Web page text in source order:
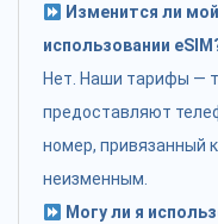
Изменится ли
использовании
Нет. Наши тарифы —
предоставляют
номер, привязанный
неизменным.
Могу ли я